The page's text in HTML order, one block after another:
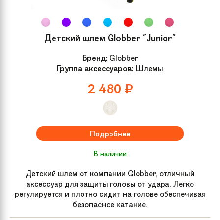
Высота сиденья от 25.5 до 48 см
комплекте
Алюминий
Обмотка руля /
Детские грипсы препятствующие
проскальзыванию рук
Группа Беговелы
Рама велосипеда Легкая алюминиевая рама
Детский шлем Globber "Junior"
Бренд: Globber
Группа аксессуаров: Шлемы
2 480 ₽
Подробнее
В наличии
Детский шлем от компании Globber, отличный
аксессуар для защиты головы от удара. Легко
регулируется и плотно сидит на голове обеспечивая
безопасное катание.